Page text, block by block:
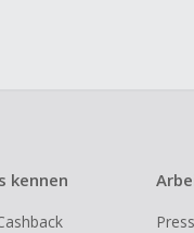
kennen